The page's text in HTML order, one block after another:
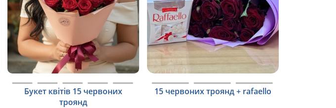
Букет квітів 15 червоних
троянд
15 червоних троянд + rafaello